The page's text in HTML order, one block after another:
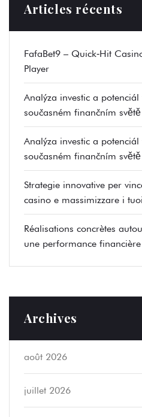
Articles récents
FafaBet9 – Quick‑Hit
Player
Analýza investic a
současném finančním světě
Analýza investic a
současném finančním světě
Strategie innovative per
casino e massimizzare i
Réalisations concrètes
une performance
Archives
août 2026
juillet 2026